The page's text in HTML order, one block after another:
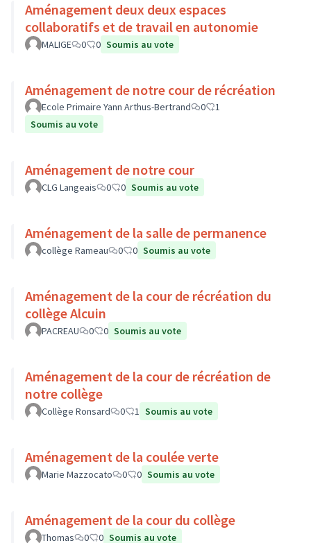
Aménagement deux deux espaces
collaboratifs et de travail en autonomie
MALIGE 0 0 Soumis au vote
Aménagement de notre cour de récréation
Ecole Primaire Yann Arthus-Bertrand 0
1
Soumis au vote
Aménagement de notre cour
CLG Langeais 0 0 Soumis au vote
Aménagement de la salle de permanence
collège Rameau 0 0 Soumis au vote
Aménagement de la cour de récréation du
collège Alcuin
PACREAU 0 0 Soumis au vote
Aménagement de la cour de récréation de
notre collège
Collège Ronsard 0 1 Soumis au vote
Aménagement de la coulée verte
Marie Mazzocato 0 0 Soumis au vote
Aménagement de la cour du collège
Thomas 0 0 Soumis au vote